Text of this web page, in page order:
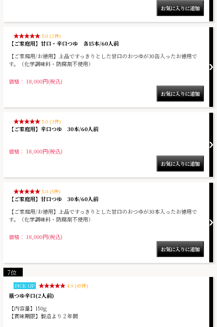
5.0 (2件)
【ご家庭用】甘口・辛口つゆ 各15本/60人前
【ご家庭用/お徳用】上品ですっきりとした甘口のおつゆが30缶入ったお徳用で
す。（化学調味料・防腐剤不使用）
価格： 18,000円(税込)
5.0 (3件)
【ご家庭用】辛口つゆ 30本/60人前
価格： 18,000円(税込)
5.0 (5件)
【ご家庭用】甘口つゆ 30本/60人前
【ご家庭用/お徳用】上品ですっきりとした甘口のおつゆが30本入ったお徳用で
す。（化学調味料・防腐剤不使用）
価格： 18,000円(税込)
7位
PICK UP 4.9 (45件)
瓶つゆ辛口(2人前)
【内容量】150g
【賞味期限】製造より２年間